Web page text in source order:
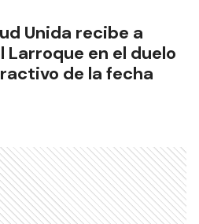
Unida recibe a
en el duelo